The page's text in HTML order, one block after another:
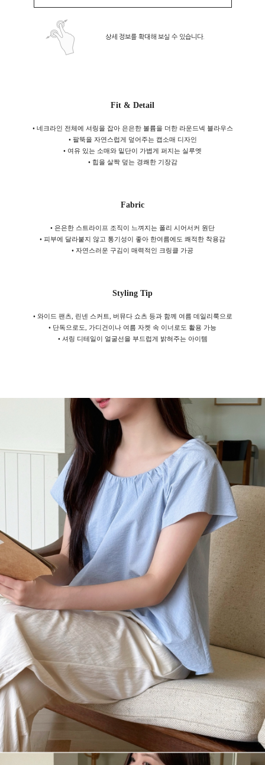
상세 정보를 확대해 보실 수 있습니다.
Fit & Detail
• 네크라인 전체에 셔링을 잡아 은은한 볼륨을 더한 라운드넥 블라우스
• 팔뚝을 자연스럽게 덮어주는 캡소매 디자인
• 여유 있는 소매와 밑단이 가볍게 퍼지는 실루엣
• 힙을 살짝 덮는 경쾌한 기장감
Fabric
• 은은한 스트라이프 조직이 느껴지는 폴리 시어서커 원단
• 피부에 달라붙지 않고 통기성이 좋아 한여름에도 쾌적한 착용감
• 자연스러운 구김이 매력적인 크링클 가공
Styling Tip
• 와이드 팬츠, 린넨 스커트, 버뮤다 쇼츠 등과 함께 여름 데일리룩으로
• 단독으로도, 가디건이나 여름 자켓 속 이너로도 활용 가능
• 셔링 디테일이 얼굴선을 부드럽게 밝혀주는 아이템